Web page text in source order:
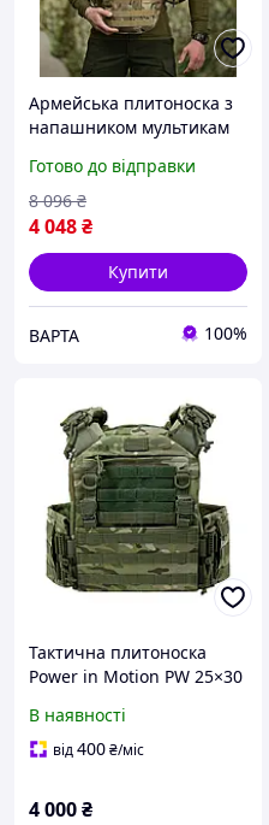
Армейська плитоноска з
напашником мультикам
плитоноска Cordura 900D,
штурмова плитоноска
multicam
Готово до відправки
4 048₴
8 096 ₴
Купити
ВАРТА 100%
Тактична плитоноска
Power in Motion PW 25×30
В наявності
від400₴/міс
4 000₴